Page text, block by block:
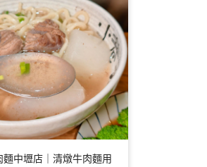
中壢店｜清燉牛肉麵用